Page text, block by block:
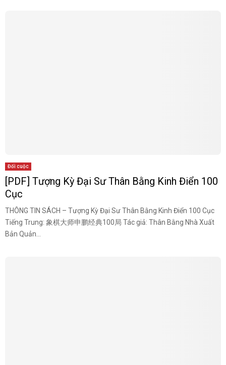
Đối cuộc
[PDF] Tượng Kỳ Đại Sư Thân Bằng Kinh Điển 100
Cục
THÔNG TIN SÁCH – Tượng Kỳ Đại Sư Thân Bằng Kinh Điển 100 Cục
Tiếng Trung: 象棋大师申鹏经典100局 Tác giả: Thân Bằng Nhà Xuất
Bản Quản...